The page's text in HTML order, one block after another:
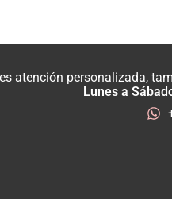
atención personalizada,
Lunes a